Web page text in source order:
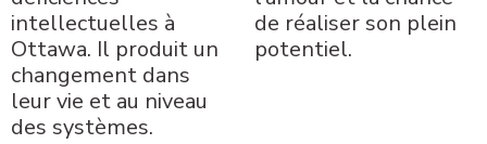
intellectuelles à
Ottawa. Il produit un
changement dans
leur vie et au niveau
des systèmes.
de réaliser son plein
potentiel.